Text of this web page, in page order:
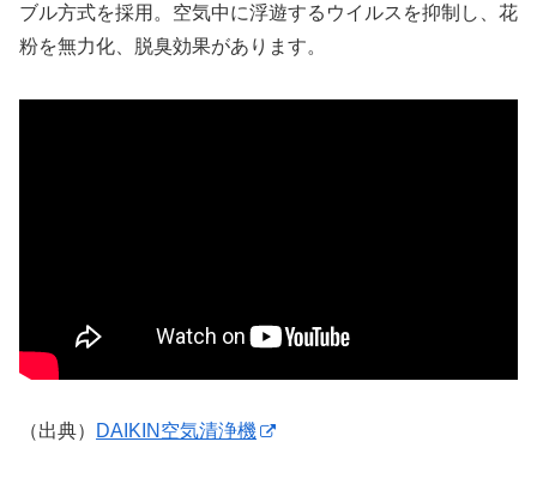
ブル方式を採用。空気中に浮遊するウイルスを抑制し、花
粉を無力化、脱臭効果があります。
（出典） DAIKIN空気清浄機